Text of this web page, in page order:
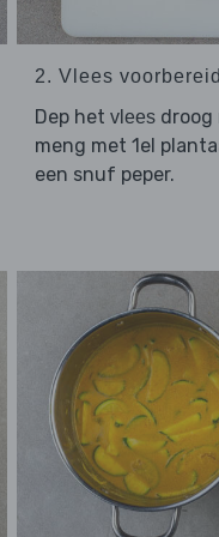
2. Vlees
Dep het vleesdroog
meng met 1el
een snuf peper.